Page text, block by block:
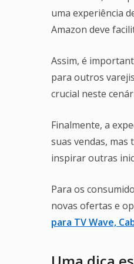
uma experiência
Amazon deve
Assim, é
para outros
crucial neste
Finalmente, a
suas vendas,
inspirar outras
Para os
novas ofertas e
para TV Wave,